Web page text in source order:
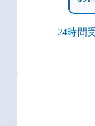
24時間